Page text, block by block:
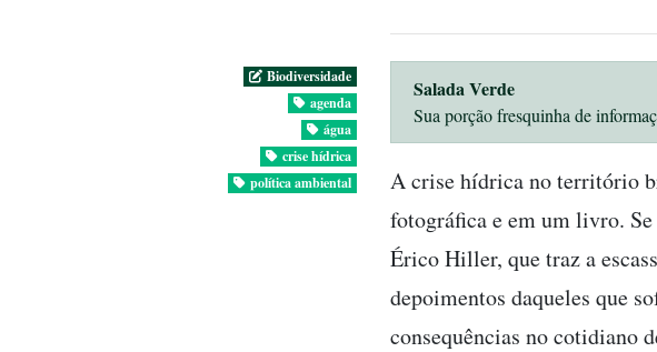
Biodiversidade
agenda
água
crise hídrica
política ambiental
Salada Verde
Sua porção fresquinha de
A crise hídrica no território
fotográfica e em um livro.
Érico Hiller, que traz a
depoimentos daqueles que
consequências no cotidiano